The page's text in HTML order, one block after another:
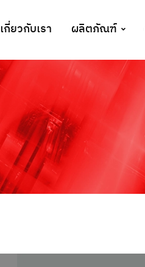
เกี่ยวกับเรา ผลิตภัณฑ์